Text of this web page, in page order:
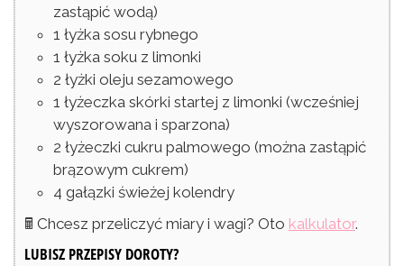
zastąpić wodą)
1 łyżka sosu rybnego
1 łyżka soku z limonki
2 łyżki oleju sezamowego
1 łyżeczka skórki startej z limonki (wcześniej
wyszorowana i sparzona)
2 łyżeczki cukru palmowego (można zastąpić
brązowym cukrem)
4 gałązki świeżej kolendry
🖩 Chcesz przeliczyć miary i wagi? Oto kalkulator.
LUBISZ PRZEPISY DOROTY?